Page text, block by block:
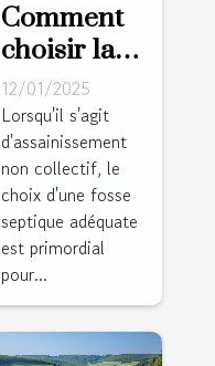
Comment
choisir la
fosse
septique
adaptée à
votre
terrain et
besoins
12/01/2025
Lorsqu'il s'agit
d'assainissement
non collectif, le
choix d'une fosse
septique adéquate
est primordial
pour...